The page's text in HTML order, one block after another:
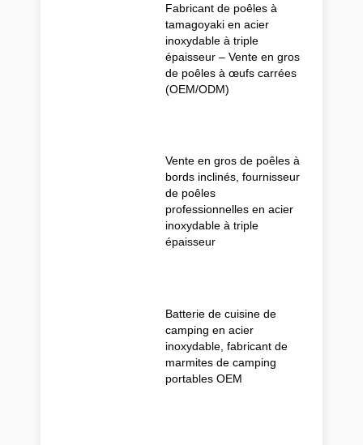
Fabricant de poêles à
tamagoyaki en acier
inoxydable à triple
épaisseur – Vente en gros
de poêles à œufs carrées
(OEM/ODM)
Vente en gros de poêles à
bords inclinés, fournisseur
de poêles
professionnelles en acier
inoxydable à triple
épaisseur
Batterie de cuisine de
camping en acier
inoxydable, fabricant de
marmites de camping
portables OEM